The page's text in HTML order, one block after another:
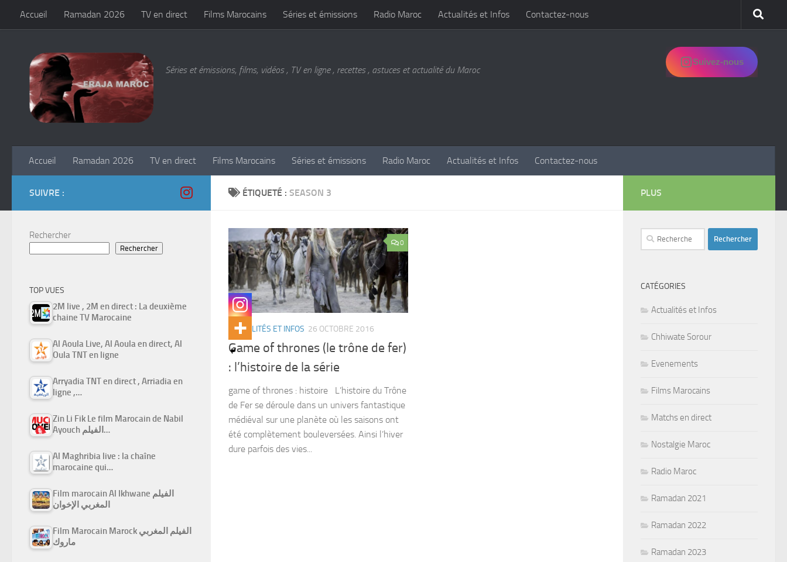
Skip to content
Accueil Ramadan 2026 TV en direct Films Marocains Séries et émissions Radio Maroc Actualités et Infos Contactez-nous
Séries et émissions, films, vidéos , TV en ligne , recettes , astuces et actualité du Maroc
Suivez-nous
Accueil Ramadan 2026 TV en direct Films Marocains Séries et émissions Radio Maroc Actualités et Infos Contactez-nous
ÉTIQUETÉ : SEASON 3
0
ACTUALITÉS ET INFOS 26 OCTOBRE 2016
Game of thrones (le trône de fer)
: l’histoire de la série
game of thrones : histoire L’histoire du Trône
de Fer se déroule dans un univers fantastique
médiéval sur une planète où les saisons ont
été complètement bouleversées. Ainsi l’hiver
dure parfois des vies...
SUIVRE :
Rechercher
Rechercher
TOP VUES
2M live , 2M en direct : La deuxième
chaine TV Marocaine
Al Aoula Live, Al Aoula en direct, Al
Oula TNT en ligne
Arryadia TNT en direct , Arriadia en
ligne ,…
Zin Li Fik Le film Marocain de Nabil
Ayouch الفيلم…
Al Maghribia live : la chaîne
marocaine qui…
Film marocain Al Ikhwane الفيلم
المغربي الإخوان
Film Marocain Marock الفيلم المغربي
ماروك
PLUS
Rechercher :
CATÉGORIES
Actualités et Infos
Chhiwate Sorour
Evenements
Films Marocains
Matchs en direct
Nostalgie Maroc
Radio Maroc
Ramadan 2021
Ramadan 2022
Ramadan 2023